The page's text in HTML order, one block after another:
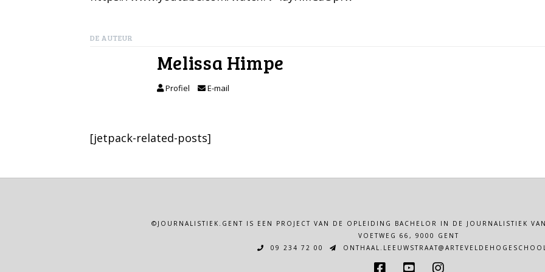
DE AUTEUR
Melissa Himpe
Profiel E-mail
[jetpack-related-posts]
©JOURNALISTIEK.GENT IS EEN PROJECT VAN DE OPLEIDING BACHELOR IN DE JOURNALISTIEK
VOETWEG 66, 9000 GENT
09 234 72 00